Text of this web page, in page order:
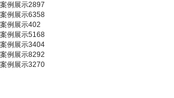
案例展示2897
案例展示6358
案例展示402
案例展示5168
案例展示3404
案例展示8292
案例展示3270